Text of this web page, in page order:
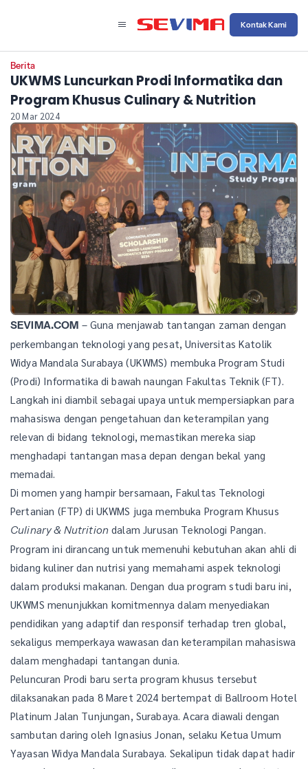
Kontak Kami
Berita
UKWMS Luncurkan Prodi Informatika dan
Program Khusus Culinary & Nutrition
20 Mar 2024
SEVIMA.COM – Guna menjawab tantangan zaman dengan
perkembangan teknologi yang pesat, Universitas Katolik
Widya Mandala Surabaya (UKWMS) membuka Program Studi
(Prodi) Informatika di bawah naungan Fakultas Teknik (FT).
Langkah ini diambil sebagai upaya untuk mempersiapkan para
mahasiswa dengan pengetahuan dan keterampilan yang
relevan di bidang teknologi, memastikan mereka siap
menghadapi tantangan masa depan dengan bekal yang
memadai.
Di momen yang hampir bersamaan, Fakultas Teknologi
Pertanian (FTP) di UKWMS juga membuka Program Khusus
Culinary & Nutrition dalam Jurusan Teknologi Pangan.
Program ini dirancang untuk memenuhi kebutuhan akan ahli di
bidang kuliner dan nutrisi yang memahami aspek teknologi
dalam produksi makanan. Dengan dua program studi baru ini,
UKWMS menunjukkan komitmennya dalam menyediakan
pendidikan yang adaptif dan responsif terhadap tren global,
sekaligus memperkaya wawasan dan keterampilan mahasiswa
dalam menghadapi tantangan dunia.
Peluncuran Prodi baru serta program khusus tersebut
dilaksanakan pada 8 Maret 2024 bertempat di Ballroom Hotel
Platinum Jalan Tunjungan, Surabaya. Acara diawali dengan
sambutan daring oleh Ignasius Jonan, selaku Ketua Umum
Yayasan Widya Mandala Surabaya. Sekalipun tidak dapat hadir